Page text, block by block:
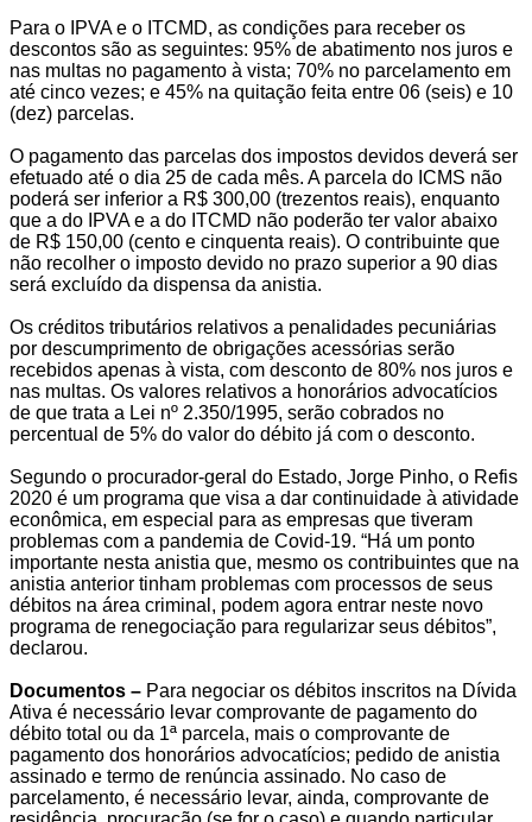
Para o IPVA e o ITCMD, as condições para receber os
descontos são as seguintes: 95% de abatimento nos juros e
nas multas no pagamento à vista; 70% no parcelamento em
até cinco vezes; e 45% na quitação feita entre 06 (seis) e 10
(dez) parcelas.
O pagamento das parcelas dos impostos devidos deverá ser
efetuado até o dia 25 de cada mês. A parcela do ICMS não
poderá ser inferior a R$ 300,00 (trezentos reais), enquanto
que a do IPVA e a do ITCMD não poderão ter valor abaixo
de R$ 150,00 (cento e cinquenta reais). O contribuinte que
não recolher o imposto devido no prazo superior a 90 dias
será excluído da dispensa da anistia.
Os créditos tributários relativos a penalidades pecuniárias
por descumprimento de obrigações acessórias serão
recebidos apenas à vista, com desconto de 80% nos juros e
nas multas. Os valores relativos a honorários advocatícios
de que trata a Lei nº 2.350/1995, serão cobrados no
percentual de 5% do valor do débito já com o desconto.
Segundo o procurador-geral do Estado, Jorge Pinho, o Refis
2020 é um programa que visa a dar continuidade à atividade
econômica, em especial para as empresas que tiveram
problemas com a pandemia de Covid-19. “Há um ponto
importante nesta anistia que, mesmo os contribuintes que na
anistia anterior tinham problemas com processos de seus
débitos na área criminal, podem agora entrar neste novo
programa de renegociação para regularizar seus débitos”,
declarou.
Documentos – Para negociar os débitos inscritos na Dívida
Ativa é necessário levar comprovante de pagamento do
débito total ou da 1ª parcela, mais o comprovante de
pagamento dos honorários advocatícios; pedido de anistia
assinado e termo de renúncia assinado. No caso de
parcelamento, é necessário levar, ainda, comprovante de